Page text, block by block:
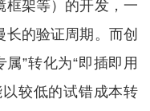
框架等）的开发，一
的验证周期。而创
”转化为“即插即用
较低的试错成本转